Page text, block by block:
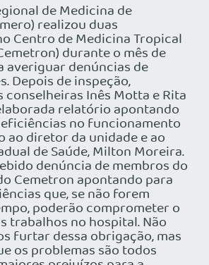
de Medicina de
realizou duas
Centro de Medicina Tropical
durante o mês de
averiguar denúncias de
Depois de inspeção,
conselheiras Inês Motta e Rita
relatório apontando
no funcionamento
ao diretor da unidade e ao
de Saúde, Milton Moreira.
denúncia de membros do
Cemetron apontando para
que, se não forem
poderão comprometer o
trabalhos no hospital. Não
furtar dessa obrigação, mas
os problemas são todos